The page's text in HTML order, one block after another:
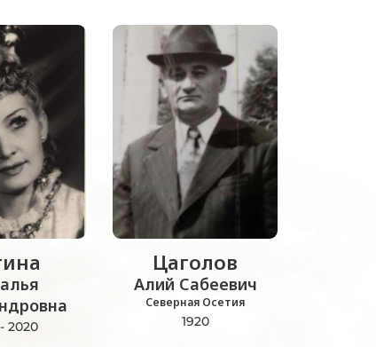
2020
Цаголов
Алий Сабеевич
Северная Осетия
1920